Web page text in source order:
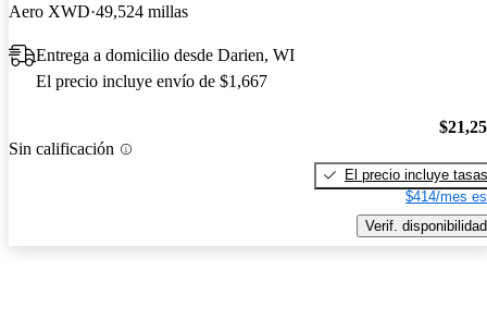
Aero XWD 49,524 millas
Entrega a domicilio desde Darien, WI
El precio incluye envío de $1,667
Sin calificación
El precio incluye tasas
$414/mes
Verif. disponibilidad